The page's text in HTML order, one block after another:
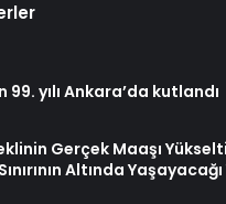
99. yılı Ankara’da kutlandı
Gerçek Maaşı
Altında